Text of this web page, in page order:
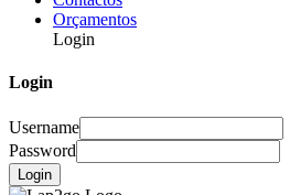
Orçamentos
Login
Login
Username
Password
Login